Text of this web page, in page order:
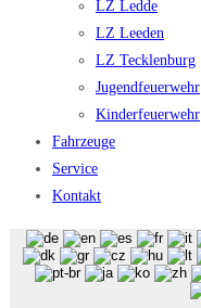
LZ Ledde
LZ Leeden
LZ Tecklenburg
Jugendfeuerwehr
Kinderfeuerwehr
Fahrzeuge
Service
Kontakt